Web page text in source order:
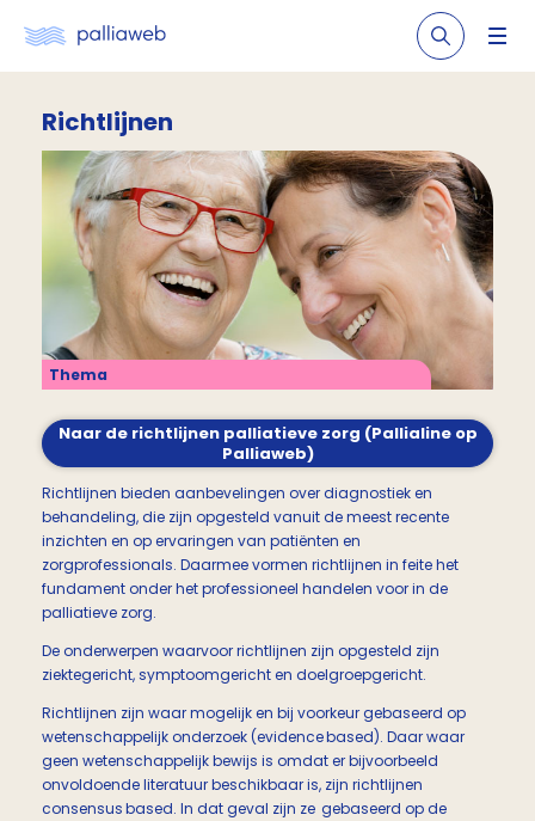
Richtlijnen
Thema
Naar de richtlijnen palliatieve zorg (Pallialine op
Palliaweb)
Richtlijnen bieden aanbevelingen over diagnostiek en
behandeling, die zijn opgesteld vanuit de meest recente
inzichten en op ervaringen van patiënten en
zorgprofessionals. Daarmee vormen richtlijnen in feite het
fundament onder het professioneel handelen voor in de
palliatieve zorg.
De onderwerpen waarvoor richtlijnen zijn opgesteld zijn
ziektegericht, symptoomgericht en doelgroepgericht.
Richtlijnen zijn waar mogelijk en bij voorkeur gebaseerd op
wetenschappelijk onderzoek (evidence based). Daar waar
geen wetenschappelijk bewijs is omdat er bijvoorbeeld
onvoldoende literatuur beschikbaar is, zijn richtlijnen
consensus based. In dat geval zijn ze gebaseerd op de